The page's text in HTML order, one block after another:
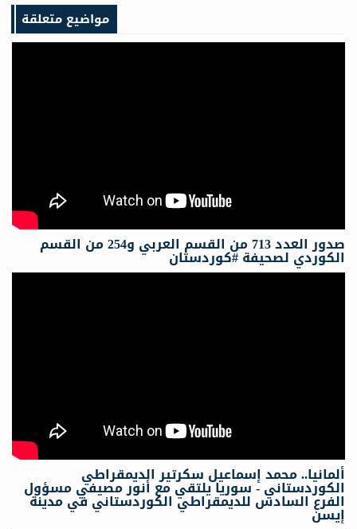
مواضيع متعلقة
صدور العدد 713 من القسم العربي و254 من القسم
الكوردي لصحيفة #كوردستان
ألمانيا.. محمد إسماعيل سكرتیر الدیمقراطي
الكوردستاني - سوريا يلتقي مع أنور مصيفي مسؤول
الفرع السادس للديمقراطي الكوردستاني في مدينة
إيسن